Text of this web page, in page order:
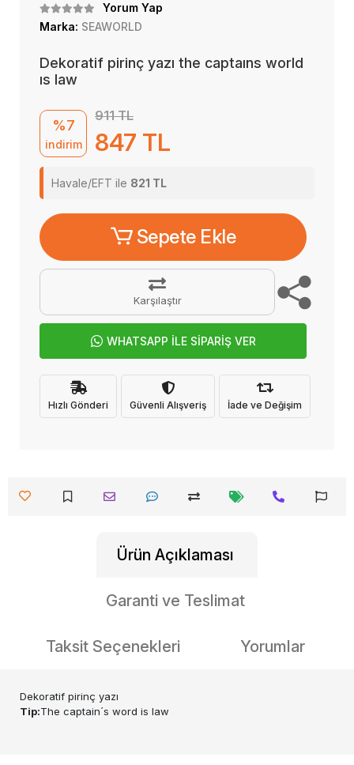
Yorum Yap
Marka: SEAWORLD
Dekoratif pirinç yazı the captaıns world
ıs law
%7
indirim
911 TL
847 TL
Havale/EFT ile 821 TL
Sepete Ekle
Karşılaştır
WHATSAPP İLE SİPARİŞ VER
Hızlı Gönderi Güvenli Alışveriş İade ve Değişim
Ürün Açıklaması
Garanti ve Teslimat
Taksit Seçenekleri Yorumlar
Dekoratif pirinç yazı
Tip:The captain´s word is law